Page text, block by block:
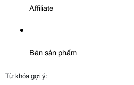
Affiliate
Bán sản phẩm
Từ khóa gợi ý: